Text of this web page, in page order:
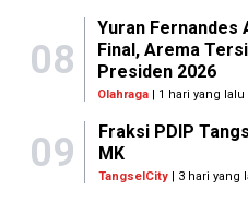
08
Yuran Fernandes
Final, Arema
Presiden 2026
Olahraga | 1 hari yang lalu
09
Fraksi PDIP
MK
TangselCity| 3 hari yang